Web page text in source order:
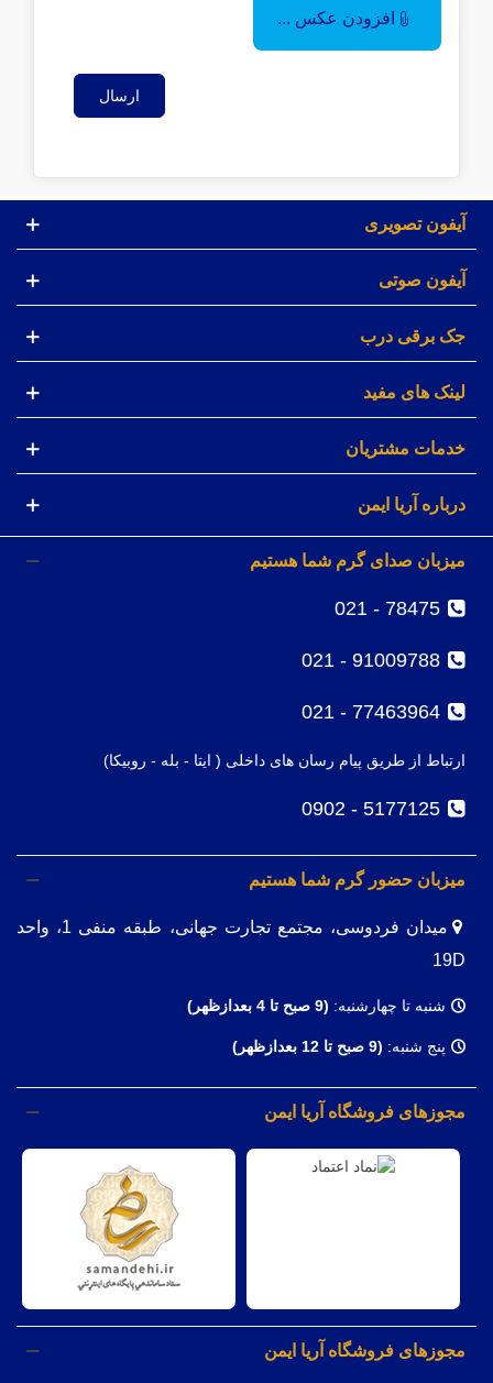
افزودن عکس ...
ارسال
آیفون تصویری
آیفون صوتی
جک برقی درب
لینک های مفید
خدمات مشتریان
درباره آریا ایمن
میزبان صدای گرم شما هستیم
78475 - 021
91009788 - 021
77463964 - 021
ارتباط از طریق پیام رسان های داخلی ( ایتا - بله - روبیکا)
5177125 - 0902
میزبان حضور گرم شما هستیم
میدان فردوسی، مجتمع تجارت جهانی، طبقه منفی 1، واحد
19D
شنبه تا چهارشنبه: (9 صبح تا 4 بعدازظهر)
پنج شنبه: (9 صبح تا 12 بعدازظهر)
مجوزهای فروشگاه آریا ایمن
مجوزهای فروشگاه آریا ایمن